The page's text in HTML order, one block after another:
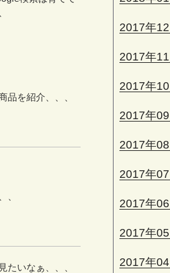
品を紹介、、、
、
たいなぁ、、、
2017年12
2017年11
2017年10
2017年09
2017年08
2017年07
2017年06
2017年05
2017年04